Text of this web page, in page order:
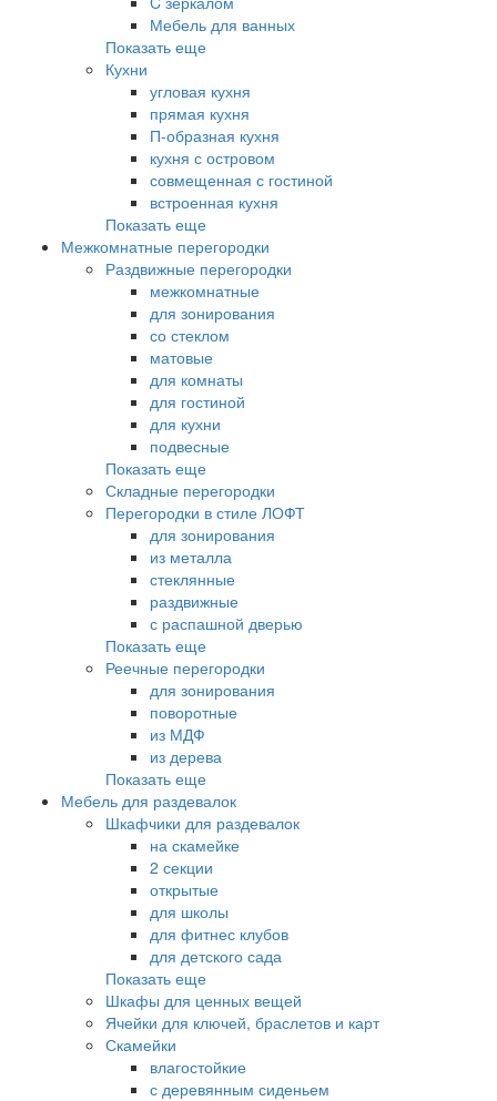
Мебель для ванных
Показать еще
Кухни
угловая кухня
прямая кухня
П-образная кухня
кухня с островом
совмещенная с гостиной
встроенная кухня
Показать еще
Межкомнатные перегородки
Раздвижные перегородки
межкомнатные
для зонирования
со стеклом
матовые
для комнаты
для гостиной
для кухни
подвесные
Показать еще
Складные перегородки
Перегородки в стиле ЛОФТ
для зонирования
из металла
стеклянные
раздвижные
с распашной дверью
Показать еще
Реечные перегородки
для зонирования
поворотные
из МДФ
из дерева
Показать еще
Мебель для раздевалок
Шкафчики для раздевалок
на скамейке
2 секции
открытые
для школы
для фитнес клубов
для детского сада
Показать еще
Шкафы для ценных вещей
Ячейки для ключей, браслетов и карт
Скамейки
влагостойкие
с деревянным сиденьем